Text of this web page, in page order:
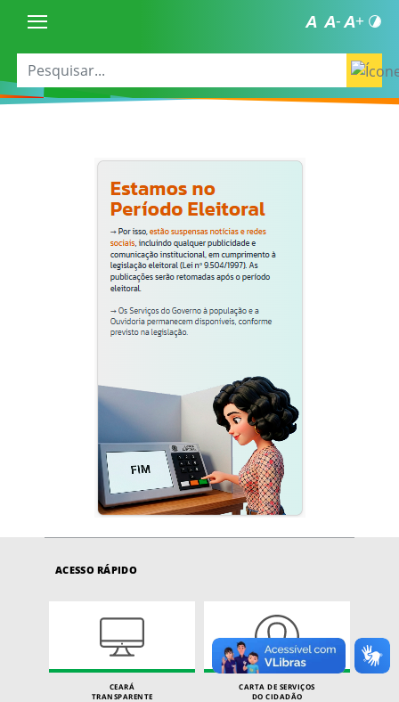
ACESSO RÁPIDO
CEARÁ
TRANSPARENTE
CARTA DE SERVIÇOS
DO CIDADÃO